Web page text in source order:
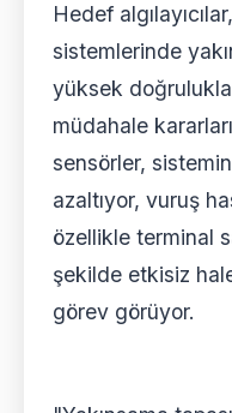
Hedef
sistemlerinde
yüksek
müdahale
sensörler,
azaltıyor, vuruş
özellikle terminal
şekilde etkisiz
görev görüyor.